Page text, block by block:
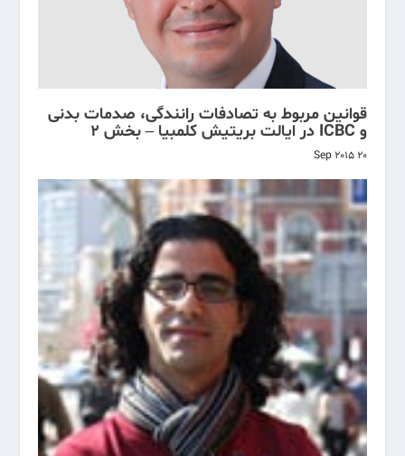
قوانین مربوط به تصادفات رانندگی، صدمات بدنی
و ICBC در ایالت بریتیش کلمبیا – بخش ۲
20 Sep 2015